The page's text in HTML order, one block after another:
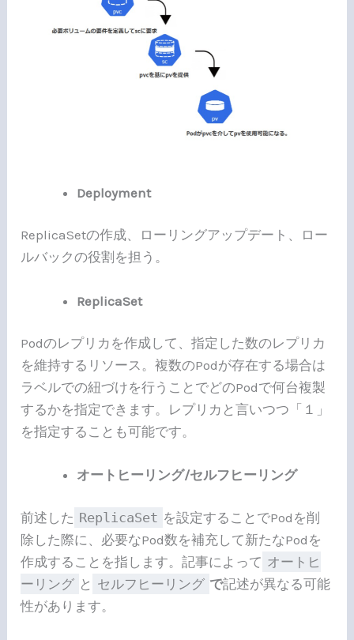
Deployment
ReplicaSetの作成、ローリングアップデート、ロー
ルバックの役割を担う。
ReplicaSet
Podのレプリカを作成して、指定した数のレプリカ
を維持するリソース。複数のPodが存在する場合は
ラベルでの紐づけを行うことでどのPodで何台複製
するかを指定できます。レプリカと言いつつ「１」
を指定することも可能です。
オートヒーリング/セルフヒーリング
前述した ReplicaSet を設定することでPodを削
除した際に、必要なPod数を補充して新たなPodを
作成することを指します。記事によって オートヒ
ーリング と セルフヒーリング で記述が異なる可能
性があります。